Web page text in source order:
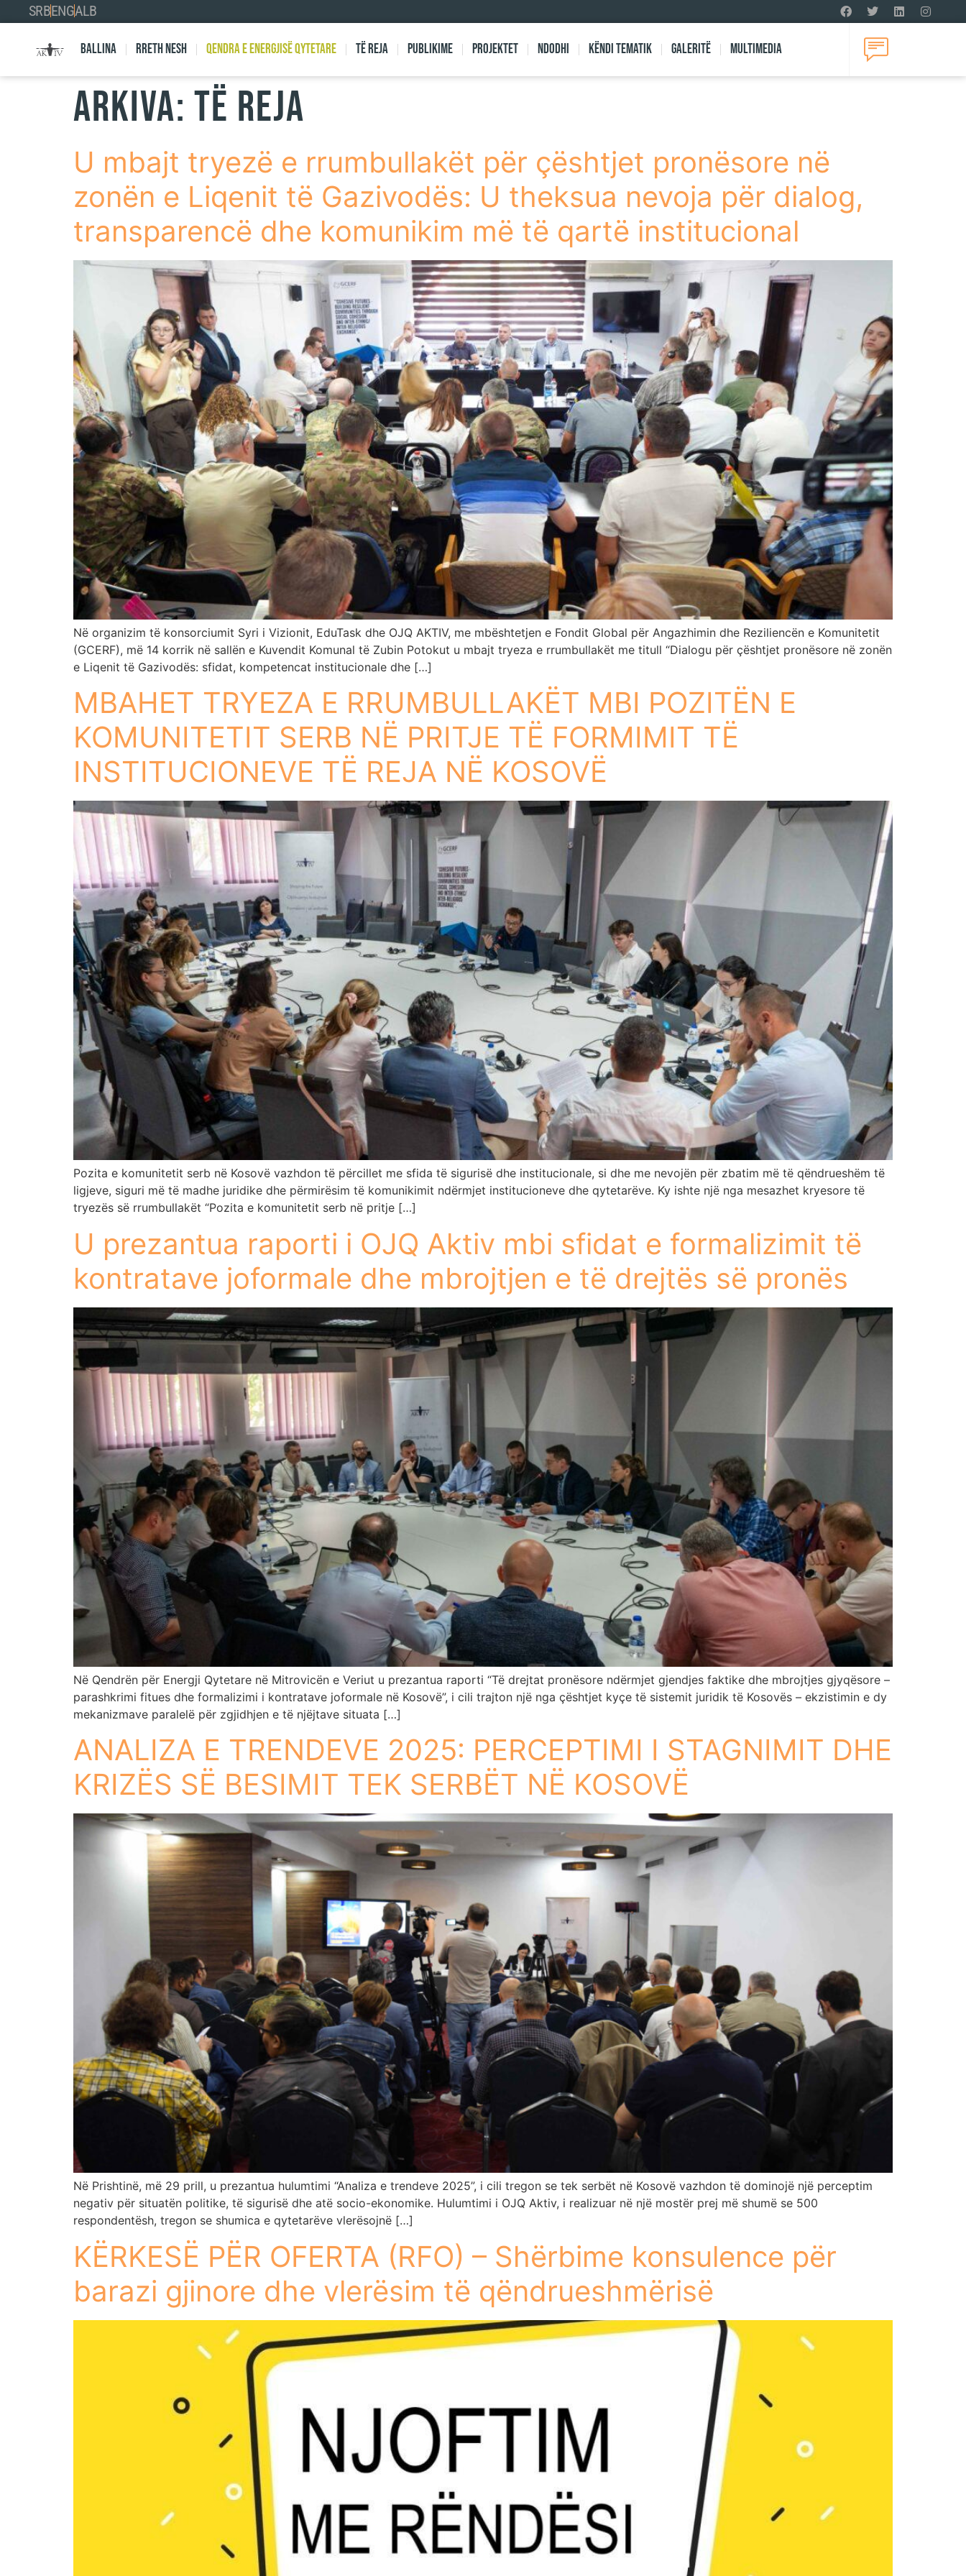
SRBENGALB
Ballina Rreth nesh Qendra e Energjisë Qytetare Të reja Publikime Projektet Ndodhi Këndi Tematik Galeritë Multimedia
Arkiva: Të reja
U mbajt tryezë e rrumbullakët për çështjet pronësore në
zonën e Liqenit të Gazivodës: U theksua nevoja për dialog,
transparencë dhe komunikim më të qartë institucional
Në organizim të konsorciumit Syri i Vizionit, EduTask dhe OJQ AKTIV, me mbështetjen e Fondit Global për Angazhimin dhe Reziliencën e Komunitetit
(GCERF), më 14 korrik në sallën e Kuvendit Komunal të Zubin Potokut u mbajt tryeza e rrumbullakët me titull “Dialogu për çështjet pronësore në zonën
e Liqenit të Gazivodës: sfidat, kompetencat institucionale dhe […]
MBAHET TRYEZA E RRUMBULLAKËT MBI POZITËN E
KOMUNITETIT SERB NË PRITJE TË FORMIMIT TË
INSTITUCIONEVE TË REJA NË KOSOVË
Pozita e komunitetit serb në Kosovë vazhdon të përcillet me sfida të sigurisë dhe institucionale, si dhe me nevojën për zbatim më të qëndrueshëm të
ligjeve, siguri më të madhe juridike dhe përmirësim të komunikimit ndërmjet institucioneve dhe qytetarëve. Ky ishte një nga mesazhet kryesore të
tryezës së rrumbullakët “Pozita e komunitetit serb në pritje […]
U prezantua raporti i OJQ Aktiv mbi sfidat e formalizimit të
kontratave joformale dhe mbrojtjen e të drejtës së pronës
Në Qendrën për Energji Qytetare në Mitrovicën e Veriut u prezantua raporti “Të drejtat pronësore ndërmjet gjendjes faktike dhe mbrojtjes gjyqësore –
parashkrimi fitues dhe formalizimi i kontratave joformale në Kosovë”, i cili trajton një nga çështjet kyçe të sistemit juridik të Kosovës – ekzistimin e dy
mekanizmave paralelë për zgjidhjen e të njëjtave situata […]
ANALIZA E TRENDEVE 2025: PERCEPTIMI I STAGNIMIT DHE
KRIZËS SË BESIMIT TEK SERBËT NË KOSOVË
Në Prishtinë, më 29 prill, u prezantua hulumtimi “Analiza e trendeve 2025”, i cili tregon se tek serbët në Kosovë vazhdon të dominojë një perceptim
negativ për situatën politike, të sigurisë dhe atë socio-ekonomike. Hulumtimi i OJQ Aktiv, i realizuar në një mostër prej më shumë se 500
respondentësh, tregon se shumica e qytetarëve vlerësojnë […]
KËRKESË PËR OFERTA (RFO) – Shërbime konsulence për
barazi gjinore dhe vlerësim të qëndrueshmërisë